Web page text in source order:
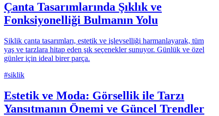
Çanta Tasarımlarında Şıklık ve
Fonksiyonelliği Bulmanın Yolu
Siklik çanta tasarımları, estetik ve işlevselliği harmanlayarak, tüm
yaş ve tarzlara hitap eden şık seçenekler sunuyor. Günlük ve özel
günler için ideal birer parça.
#siklik
Estetik ve Moda: Görsellik ile Tarzı
Yansıtmanın Önemi ve Güncel Trendler